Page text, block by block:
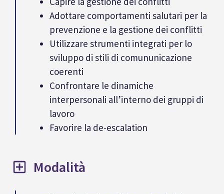
Adottare comportamenti salutari per la
prevenzione e la gestione dei conflitti
Utilizzare strumenti integrati per lo
sviluppo di stili di comununicazione
coerenti
Confrontare le dinamiche
interpersonali all’interno dei gruppi di
lavoro
Favorire la de-escalation
Modalità